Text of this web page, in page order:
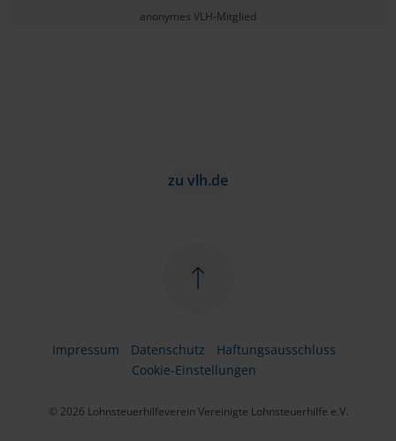
anonymes VLH-Mitglied
zu vlh.de
Impressum Datenschutz
Haftungsausschluss
Cookie-Einstellungen
© 2026 Lohnsteuerhilfeverein Vereinigte Lohnsteuerhilfe e.V.